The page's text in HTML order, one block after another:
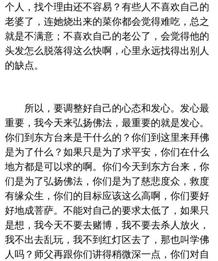
个人，找个理由还不容易？有些人不喜欢自己的
老婆了，连她烧出来的菜你都会觉得难吃，总之
就是不满意；不喜欢自己的老公了，会觉得他的
头发怎么脱落得这么快啊，心里永远找得出别人
的缺点。
所以，要调整好自己的心态和发心。发心最
重要，我今天来弘扬佛法，最重要的就是发心。
你们到东方台来是干什么的？你们到这里来拜佛
是为了什么？如果只是为了求平安，你们在什么
地方都是可以求的啊。你们今天到东方台来，你
们是为了弘扬佛法，你们是为了慈悲度众，救度
有缘众生，你们的目标应该这么高啊，你们要好
好地成菩萨。不能对自己的要求太低了，如果只
是想，我今天不要去赌博，我不要去杀人放火，
我不出去乱玩，我不到红灯区去了，那也叫学佛
人吗？师父再跟你们讲得稍微深一点，你们对自